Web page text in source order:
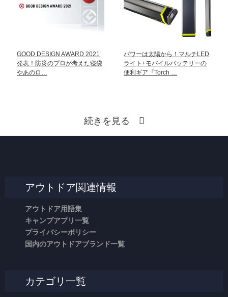
GOOD DESIGN AWARD 2021
発表！防災のプロが考えた寝袋
やあのロ…
パワーは太陽から！マルチLED
ライト+モバイルバッテリーの
便利ギア『Torch …
続きを見る
アウトドア関連情報
アウトドア用語集
キャンプアプリ一覧
プライバシーポリシー
国内のアウトドアブランド一覧
カテゴリ一覧